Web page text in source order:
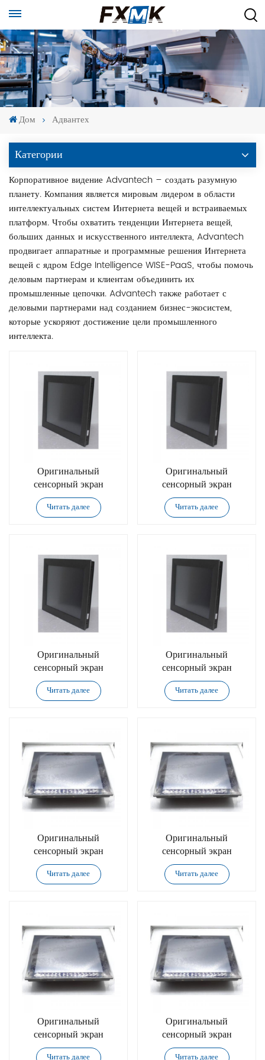
Дом Адвантех
Категории
Корпоративное видение Advantech – создать разумную
планету. Компания является мировым лидером в области
интеллектуальных систем Интернета вещей и встраиваемых
платформ. Чтобы охватить тенденции Интернета вещей,
больших данных и искусственного интеллекта, Advantech
продвигает аппаратные и программные решения Интернета
вещей с ядром Edge Intelligence WISE-PaaS, чтобы помочь
деловым партнерам и клиентам объединить их
промышленные цепочки. Advantech также работает с
деловыми партнерами над созданием бизнес-экосистем,
которые ускоряют достижение цели промышленного
интеллекта.
Оригинальный
сенсорный экран
Advantech TPC-312-
R853B
Читать далее
Оригинальный
сенсорный экран
Advantech TPC-312-
R853A
Читать далее
Оригинальный
сенсорный экран
Advantech TPC-315-
R873B
Читать далее
Оригинальный
сенсорный экран
Advantech TPC-315-
R853B
Читать далее
Оригинальный
сенсорный экран
Advantech TPC-315-
R833B
Читать далее
Оригинальный
сенсорный экран
Advantech TPC-312-
R873B
Читать далее
Оригинальный
сенсорный экран
Advantech TPC-312-
Читать далее
Оригинальный
сенсорный экран
Advantech UTC-
Читать далее